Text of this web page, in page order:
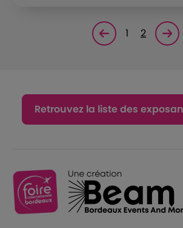
Page précédente
1 2
Retrouvez la liste des